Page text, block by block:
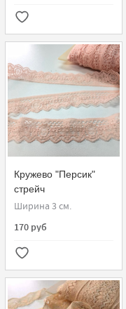
Кружево "Персик"
стрейч
Ширина 3 см.
170 руб